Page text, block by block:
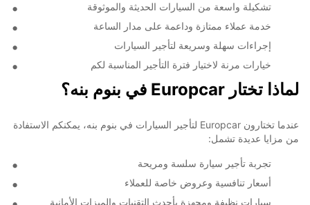
تشكيلة واسعة من السيارات الحديثة والموثوقة
خدمة عملاء ممتازة وداعمة على مدار الساعة
إجراءات سهلة وسريعة لتأجير السيارات
خيارات مرنة لاختيار فترة التأجير المناسبة لكم
لماذا تختار Europcar في بنوم بنه؟
عندما تختارون Europcar لتأجير السيارات في بنوم بنه، يمكنكم الاستفادة
من مزايا عديدة تشمل:
تجربة تأجير سيارة سلسة ومريحة
أسعار تنافسية وعروض خاصة للعملاء
سيارات نظيفة ومجهزة بأحدث التقنيات والميزات الأمانية